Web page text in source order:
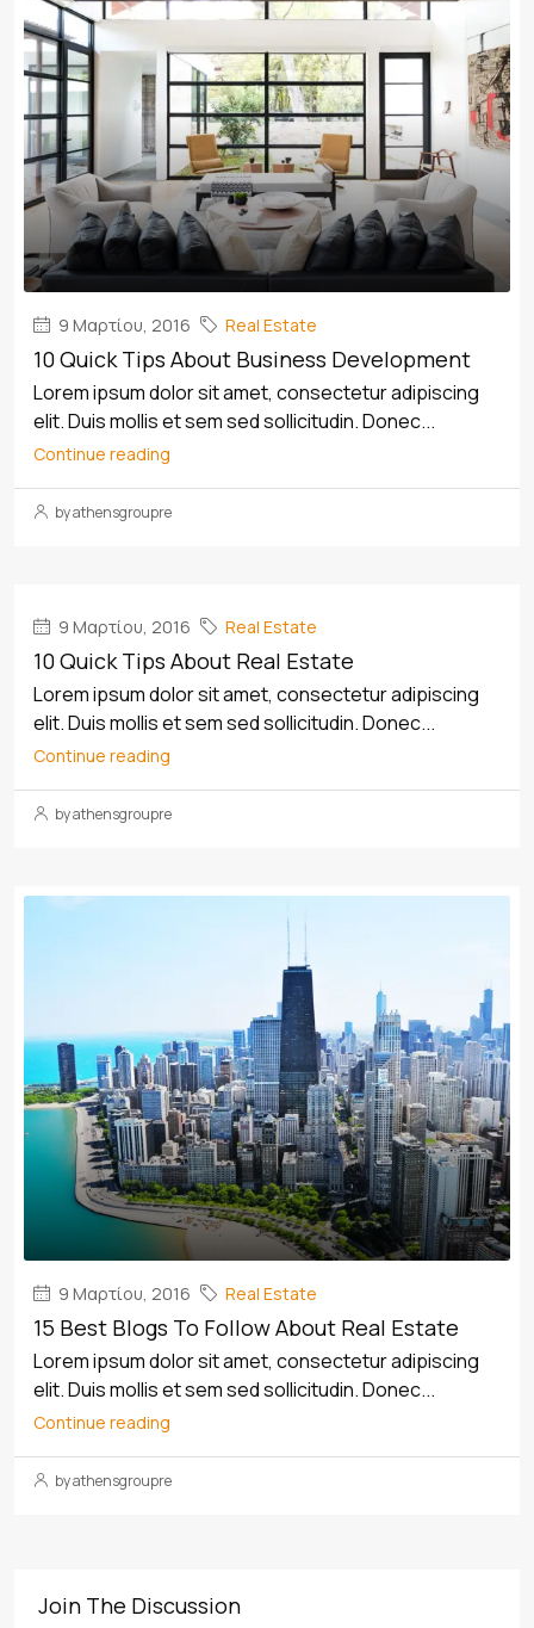
9 Μαρτίου, 2016 Real Estate
10 Quick Tips About Business Development
Lorem ipsum dolor sit amet, consectetur adipiscing
elit. Duis mollis et sem sed sollicitudin. Donec...
Continue reading
by athensgroupre
9 Μαρτίου, 2016 Real Estate
10 Quick Tips About Real Estate
Lorem ipsum dolor sit amet, consectetur adipiscing
elit. Duis mollis et sem sed sollicitudin. Donec...
Continue reading
by athensgroupre
9 Μαρτίου, 2016 Real Estate
15 Best Blogs To Follow About Real Estate
Lorem ipsum dolor sit amet, consectetur adipiscing
elit. Duis mollis et sem sed sollicitudin. Donec...
Continue reading
by athensgroupre
Join The Discussion